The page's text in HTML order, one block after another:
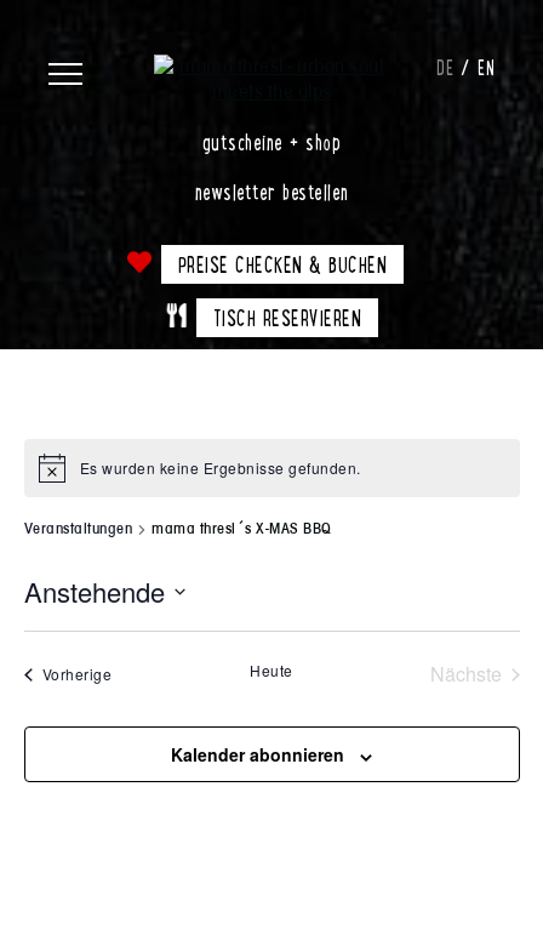
DE EN
gutscheine + shop
newsletter bestellen
PREISE CHECKEN & BUCHEN
TISCH RESERVIEREN
NoticeEs wurden keine Ergebnisse gefunden.
Veranstaltungen mama thresl´s X-MAS BBQ
Anstehende
Vorherige Heute
Nächste
Kalender abonnieren